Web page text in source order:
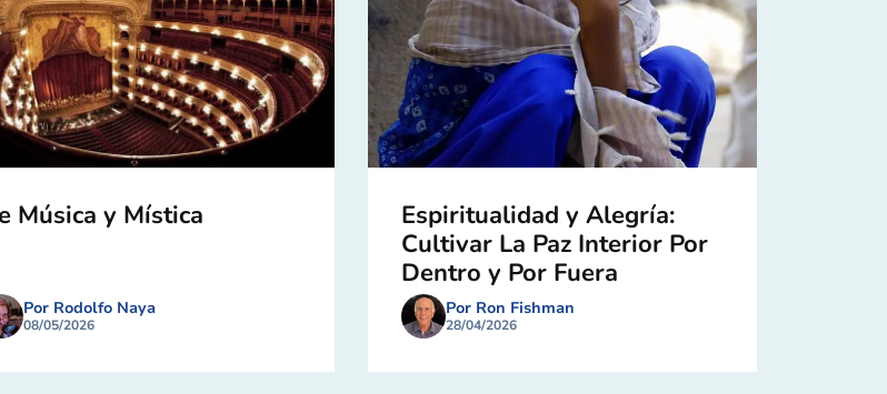
Música y Mística
Por Rodolfo Naya
08/05/2026
Espiritualidad y Alegría:
Cultivar La Paz Interior Por
Dentro y Por Fuera
Por Ron Fishman
28/04/2026